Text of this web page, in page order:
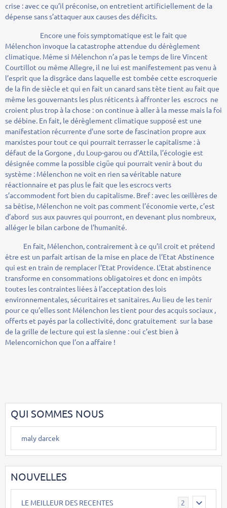
crise : avec ce qu’il préconise, on entretient artificiellement de la
dépense sans s’attaquer aux causes des déficits.
Encore une fois symptomatique est le fait que
Mélenchon invoque la catastrophe attendue du dérèglement
climatique. Même si Mélenchon n’a pas le temps de lire Vincent
Courtillot ou même Allegre, il ne lui est manifestement pas venu à
l’esprit que la disgrâce dans laquelle est tombée cette escroquerie
de la fin de siècle et qui en fait un canard sans tète tient au fait que
même les gouvernants les plus réticents à affronter les escrocs ne
croient plus trop à la chose : on continue à aller à la messe mais la foi
se débine. En fait, le dérèglement climatique supposé est une
manifestation récurrente d’une sorte de fascination propre aux
marxistes pour tout ce qui pourrait terrasser le capitalisme : à
défaut de la Gorgone , du Loup-garou ou d’Attila, l’écologie est
désignée comme la possible cigüe qui pourrait venir à bout du
système : Mélenchon ne voit en rien sa véritable nature
réactionnaire et pas plus le fait que les escrocs verts
s’accommodent fort bien du capitalisme. Bref : avec les œillères de
sa bêtise, Mélenchon ne voit pas comment l’économie verte, c’est
d’abord sus aux pauvres qui pourront, en devenant plus nombreux,
alléger le bilan carbone de l’humanité.
En fait, Mélenchon, contrairement à ce qu’il croit et prétend
être est un parfait artisan de la mise en place de l’Etat Abstinence
qui est en train de remplacer l’Etat Providence. L’Etat abstinence
transforme en consommations obligatoires et donc en impôts
toutes les contraintes liées à l’acceptation des lois
environnementales, sécuritaires et sanitaires. Au lieu de les tenir
pour ce qu’elles sont Mélenchon les tient pour des acquis sociaux ,
offerts et payés par la collectivité, donc gratuitement sur la base
de la grille de lecture qui est la sienne : oui c’est bien à
Melencornichon que l’on a affaire !
QUI SOMMES NOUS
maly darcek
NOUVELLES
LE MEILLEUR DES RECENTES 2